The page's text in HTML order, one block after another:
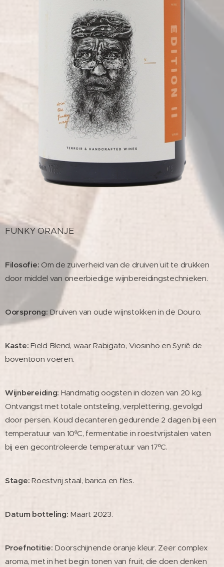
FUNKY ORANJE
Filosofie: Om de zuiverheid van de druiven uit te drukken
door middel van oneerbiedige wijnbereidingstechnieken.
Oorsprong: Druiven van oude wijnstokken in de Douro.
Kaste: Field Blend, waar Rabigato, Viosinho en Syrië de
boventoon voeren.
Wijnbereiding: Handmatig oogsten in dozen van 20 kg.
Ontvangst met totale ontsteling, verplettering, gevolgd
door persen. Koud decanteren gedurende 2 dagen bij een
temperatuur van 10ºC, fermentatie in roestvrijstalen vaten
bij een gecontroleerde temperatuur van 17ºC.
Stage: Roestvrij staal, barica en fles.
Datum botteling: Maart 2023.
Proefnotitie: Doorschijnende oranje kleur. Zeer complex
aroma, met in het begin tonen van fruit, die doen denken